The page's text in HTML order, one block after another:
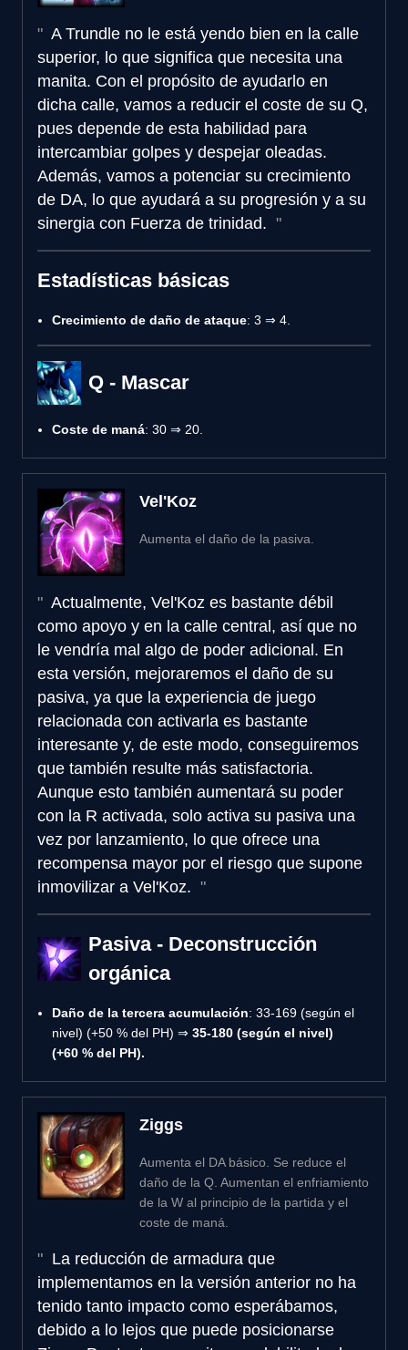
A Trundle no le está yendo bien en la calle
superior, lo que significa que necesita una
manita. Con el propósito de ayudarlo en
dicha calle, vamos a reducir el coste de su Q,
pues depende de esta habilidad para
intercambiar golpes y despejar oleadas.
Además, vamos a potenciar su crecimiento
de DA, lo que ayudará a su progresión y a su
sinergia con Fuerza de trinidad.
Estadísticas básicas
Crecimiento de daño de ataque: 3 ⇒ 4.
Q - Mascar
Coste de maná: 30 ⇒ 20.
Vel'Koz
Aumenta el daño de la pasiva.
Actualmente, Vel'Koz es bastante débil
como apoyo y en la calle central, así que no
le vendría mal algo de poder adicional. En
esta versión, mejoraremos el daño de su
pasiva, ya que la experiencia de juego
relacionada con activarla es bastante
interesante y, de este modo, conseguiremos
que también resulte más satisfactoria.
Aunque esto también aumentará su poder
con la R activada, solo activa su pasiva una
vez por lanzamiento, lo que ofrece una
recompensa mayor por el riesgo que supone
inmovilizar a Vel'Koz.
Pasiva - Deconstrucción
orgánica
Daño de la tercera acumulación: 33-169 (según el
nivel) (+50 % del PH) ⇒ 35-180 (según el nivel)
(+60 % del PH).
Ziggs
Aumenta el DA básico. Se reduce el
daño de la Q. Aumentan el enfriamiento
de la W al principio de la partida y el
coste de maná.
La reducción de armadura que
implementamos en la versión anterior no ha
tenido tanto impacto como esperábamos,
debido a lo lejos que puede posicionarse